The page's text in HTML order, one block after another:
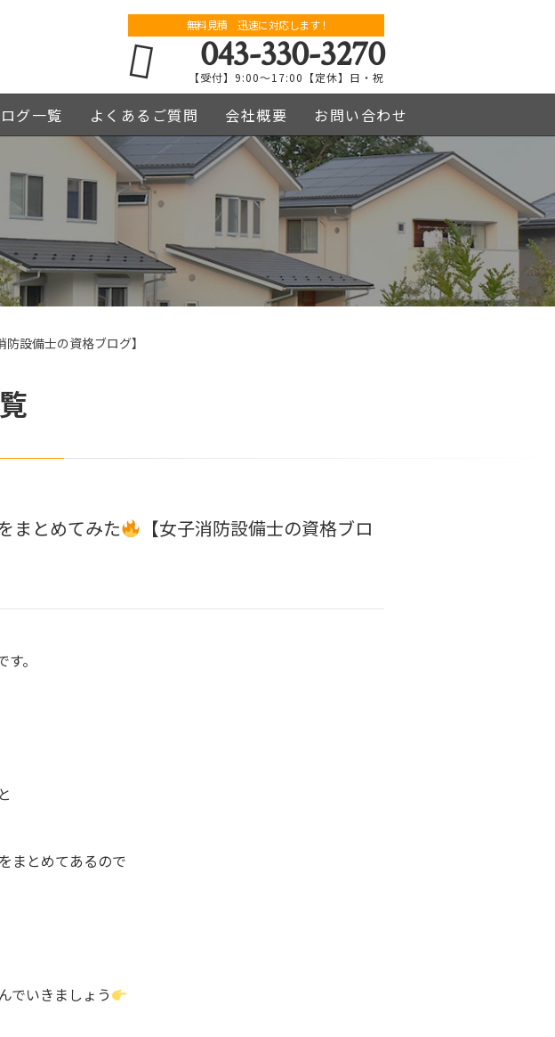
無料見積 迅速に対応します！
043-330-3270
【受付】9:00～17:00【定休】日・祝
グ一覧 よくあるご質問 会社概要 お問い合わせ
防設備士の資格ブログ】
まとめてみた
【女子消防設備士の資格ブロ
。
まとめてあるので
でいきましょう